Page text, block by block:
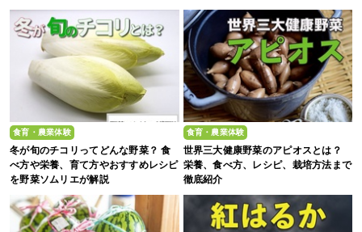
食育・農業体験
冬が旬のチコリってどんな野菜？ 食
べ方や栄養、育て方やおすすめレシピ
を野菜ソムリエが解説
食育・農業体験
世界三大健康野菜のアピオスとは？
栄養、食べ方、レシピ、栽培方法まで
徹底紹介